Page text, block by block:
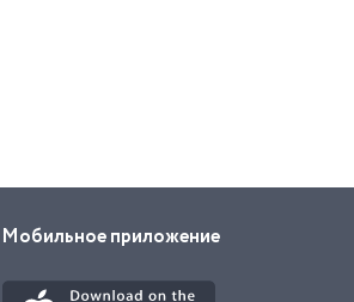
Мобильное приложение